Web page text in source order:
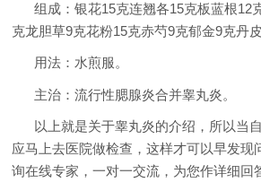
组成：银花15克连翘各15克板蓝根12
克龙胆草9克花粉15克赤芍9克郁金9克丹
用法：水煎服。
主治：流行性腮腺炎合并睾丸炎。
以上就是关于睾丸炎的介绍，所以当
应马上去医院做检查，这样才可以早发现
询在线专家，一对一交流，为您作详细回